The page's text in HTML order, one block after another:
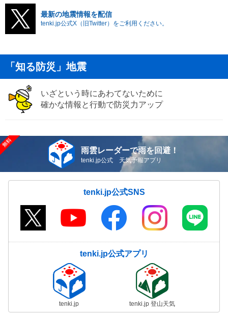
最新の地震情報を配信
tenki.jp公式X（旧Twitter）をご利用ください。
「知る防災」地震
いざという時にあわてないために
確かな情報と行動で防災力アップ
雨雲レーダーで雨を回避！
tenki.jp公式 天気予報アプリ
tenki.jp公式SNS
tenki.jp公式アプリ
tenki.jp tenki.jp 登山天気